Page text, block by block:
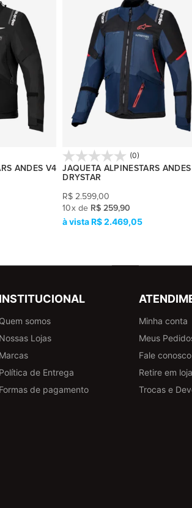
ANDES V4
(0)
JAQUETA ALPINESTARS
DRYSTAR
R$ 2.599,00
10x de R$ 259,90
R$ 2.469,05
INSTITUCIONAL
Quem somos
Nossas Lojas
Marcas
Política de Entrega
Formas de pagamento
Minha conta
Meus
Fale conosco
Retire em loja
Trocas e